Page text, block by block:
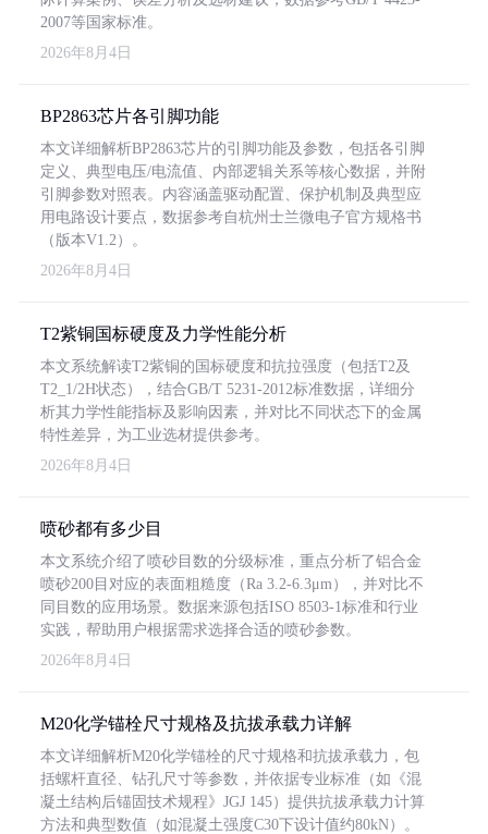
2007等国家标准。
2026年8月4日
BP2863芯片各引脚功能
本文详细解析BP2863芯片的引脚功能及参数，包括各引脚
定义、典型电压/电流值、内部逻辑关系等核心数据，并附
引脚参数对照表。内容涵盖驱动配置、保护机制及典型应
用电路设计要点，数据参考自杭州士兰微电子官方规格书
（版本V1.2）。
2026年8月4日
T2紫铜国标硬度及力学性能分析
本文系统解读T2紫铜的国标硬度和抗拉强度（包括T2及
T2_1/2H状态），结合GB/T 5231-2012标准数据，详细分
析其力学性能指标及影响因素，并对比不同状态下的金属
特性差异，为工业选材提供参考。
2026年8月4日
喷砂都有多少目
本文系统介绍了喷砂目数的分级标准，重点分析了铝合金
喷砂200目对应的表面粗糙度（Ra 3.2-6.3μm），并对比不
同目数的应用场景。数据来源包括ISO 8503-1标准和行业
实践，帮助用户根据需求选择合适的喷砂参数。
2026年8月4日
M20化学锚栓尺寸规格及抗拔承载力详解
本文详细解析M20化学锚栓的尺寸规格和抗拔承载力，包
括螺杆直径、钻孔尺寸等参数，并依据专业标准（如《混
凝土结构后锚固技术规程》JGJ 145）提供抗拔承载力计算
方法和典型数值（如混凝土强度C30下设计值约80kN）。